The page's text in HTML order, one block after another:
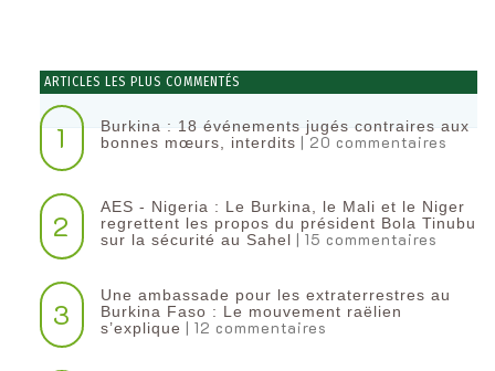
ARTICLES LES PLUS COMMENTÉS
1
Burkina : 18 événements jugés contraires aux
bonnes mœurs, interdits | 20 commentaires
2
AES - Nigeria : Le Burkina, le Mali et le Niger
regrettent les propos du président Bola Tinubu
sur la sécurité au Sahel | 15 commentaires
3
Une ambassade pour les extraterrestres au
Burkina Faso : Le mouvement raëlien
s’explique | 12 commentaires